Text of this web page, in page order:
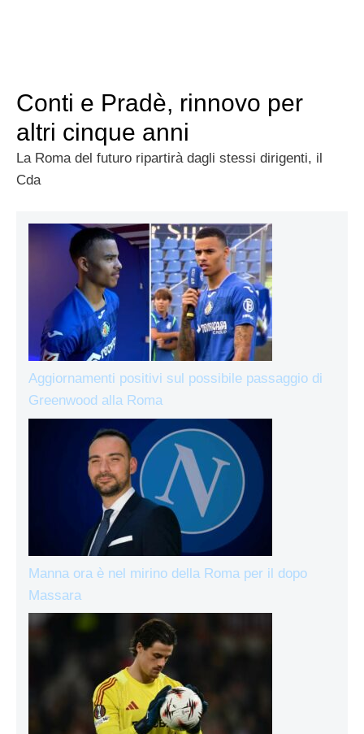
Conti e Pradè, rinnovo per
altri cinque anni
La Roma del futuro ripartirà dagli stessi dirigenti, il
Cda
Aggiornamenti positivi sul possibile passaggio di
Greenwood alla Roma
Manna ora è nel mirino della Roma per il dopo
Massara